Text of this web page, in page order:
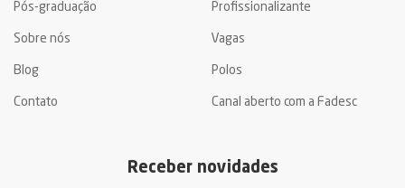
Pós-graduação Profissionalizante
Sobre nós Vagas
Blog Polos
Contato Canal aberto com a Fadesc
Receber novidades